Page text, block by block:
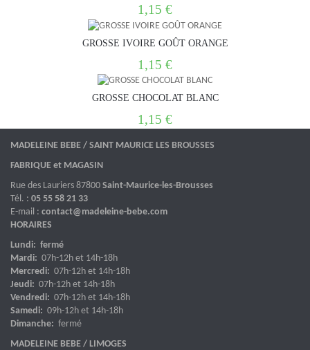
1,15 €
GROSSE IVOIRE GOÛT ORANGE
1,15 €
GROSSE CHOCOLAT BLANC
1,15 €
MADELEINE BEBE / SAINT MAURICE LES BROUSSES
FABRIQUE et MAGASIN
Rue des Lauriers 87800 Saint-Maurice-les-Brousses
Tél. : 05 55 58 21 33
E-mail : contact@madeleine-bebe.com
HORAIRES
Lundi: fermé
Mardi: 07h-12h et 14h-18h
Mercredi: 07h-12h et 14h-18h
Jeudi: 07h-12h et 14h-18h
Vendredi: 07h-12h et 14h-18h
Samedi: 09h-12h et 14h-18h
Dimanche: fermé
MADELEINE BEBE / LIMOGES